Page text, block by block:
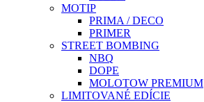
MOTIP
PRIMA / DECO
PRIMER
STREET BOMBING
NBQ
DOPE
MOLOTOW PREMIUM
LIMITOVANÉ EDÍCIE